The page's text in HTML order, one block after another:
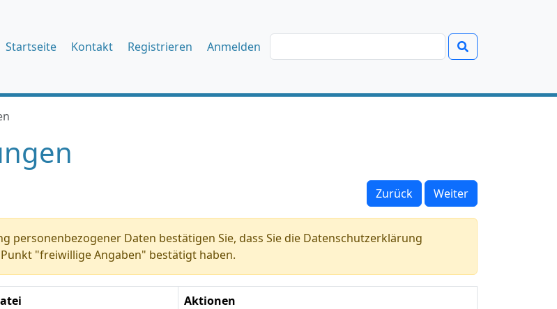
Startseite Kontakt Registrieren Anmelden
Zurück Weiter
personenbezogener Daten bestätigen Sie, dass Sie die Datenschutzerklärung
"freiwillige Angaben" bestätigt haben.
Aktionen